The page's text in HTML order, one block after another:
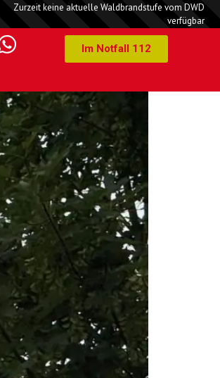
Zurzeit keine aktuelle Waldbrandstufe vom DWD
verfügbar
Im Notfall 112